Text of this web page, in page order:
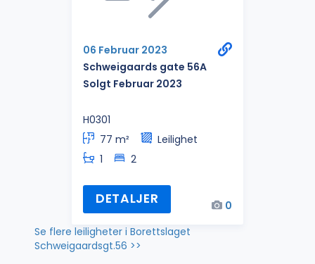
06 Februar 2023
Schweigaards gate 56A
Solgt Februar 2023
H0301
77 m²
Leilighet
1
2
DETALJER
0
Se flere leiligheter i Borettslaget
Schweigaardsgt.56 >>